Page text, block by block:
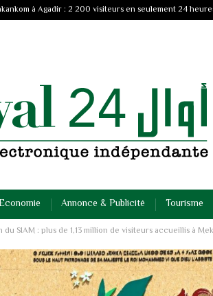
à Agadir : 2 200 visiteurs en seulement 24
Annonce & Publicité Tourisme
SIAM : plus de 1,13 million de visiteurs accueillis à